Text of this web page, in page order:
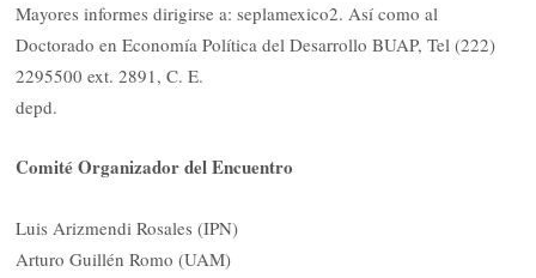
Mayores informes dirigirse a: seplamexico2. Así como al
Doctorado en Economía Política del Desarrollo BUAP, Tel (222)
2295500 ext. 2891, C. E.
depd.
Comité Organizador del Encuentro
Luis Arizmendi Rosales (IPN)
Arturo Guillén Romo (UAM)